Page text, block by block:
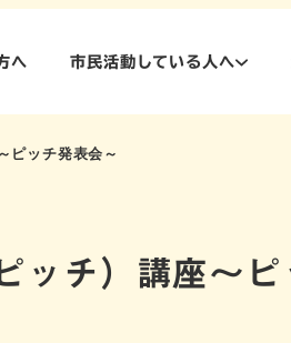
へ 市民活動している人へ
ピッチ発表会～
ッチ）講座～